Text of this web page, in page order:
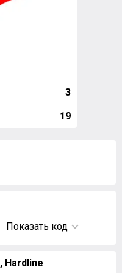
3
19
Показать код
Hardline